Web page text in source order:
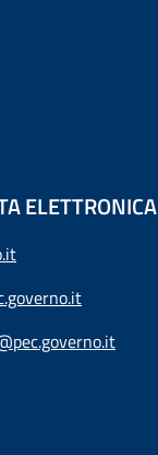
ELETTRONICA